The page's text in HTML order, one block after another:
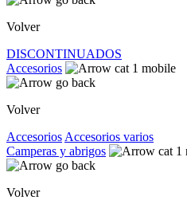
Volver
DISCONTINUADOS
Accesorios
Volver
Accesorios Accesorios varios
Camperas y abrigos
Volver